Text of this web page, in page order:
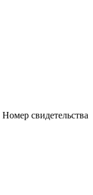
Номер свидетельства